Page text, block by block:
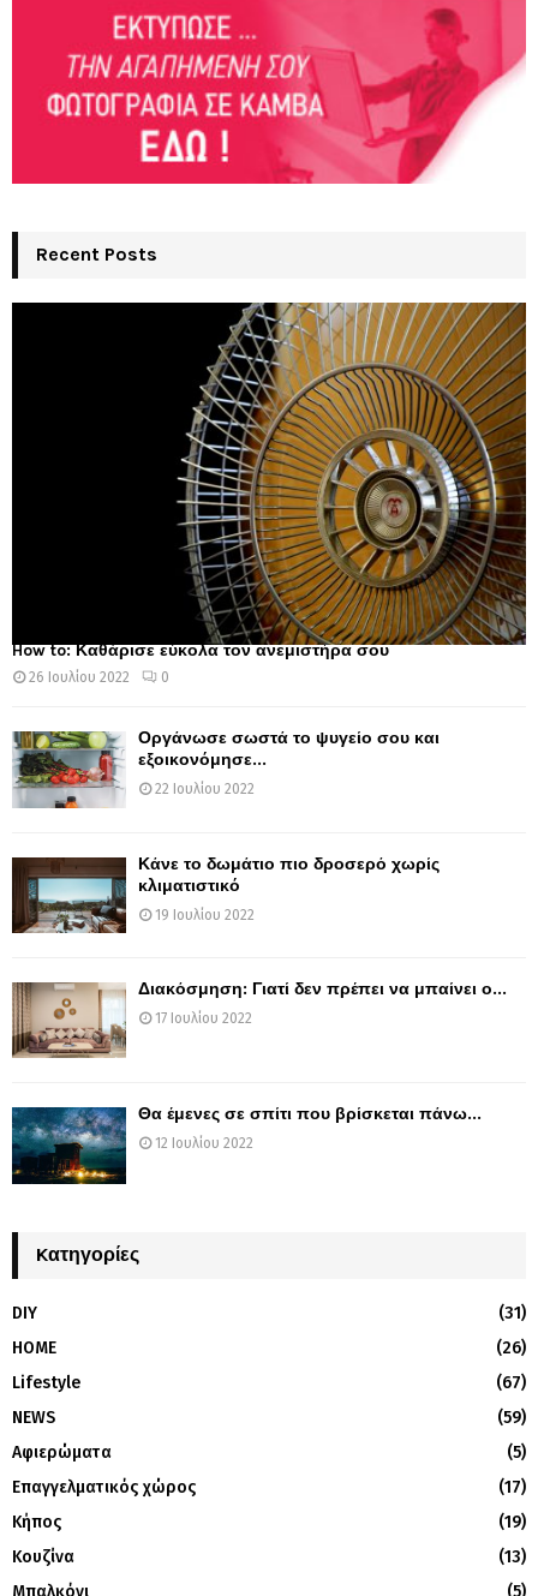
Recent Posts
How to: Καθάρισε εύκολα τον ανεμιστήρα σου
26 Ιουλίου 2022 0
Οργάνωσε σωστά το ψυγείο σου και
εξοικονόμησε...
22 Ιουλίου 2022
Κάνε το δωμάτιο πιο δροσερό χωρίς
κλιματιστικό
19 Ιουλίου 2022
Διακόσμηση: Γιατί δεν πρέπει να μπαίνει ο...
17 Ιουλίου 2022
Θα έμενες σε σπίτι που βρίσκεται πάνω...
12 Ιουλίου 2022
Kατηγορίες
DIY
(31)
HOME
(26)
Lifestyle
(67)
NEWS
(59)
Αφιερώματα
(5)
Επαγγελματικός χώρος
(17)
Κήπος
(19)
Κουζίνα
(13)
Μπαλκόνι
(5)